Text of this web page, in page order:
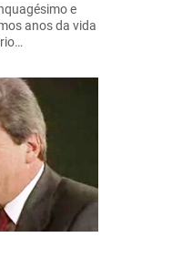
e
anos da vida